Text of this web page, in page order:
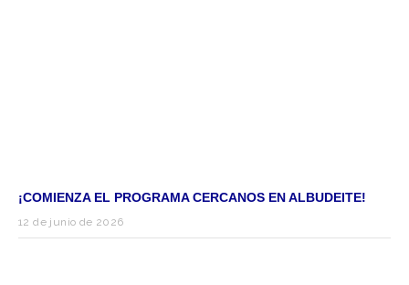
¡COMIENZA EL PROGRAMA CERCANOS EN ALBUDEITE!
12 de junio de 2026